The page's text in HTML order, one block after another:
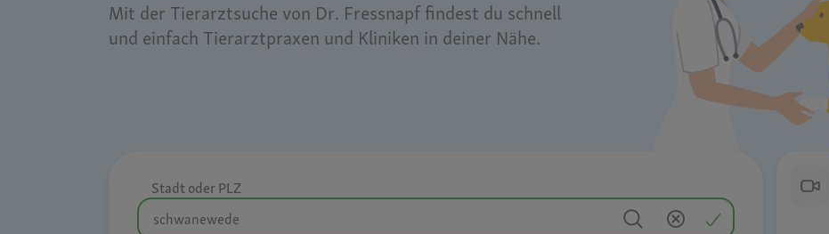
Mit der Tierarztsuche von Dr. Fressnapf findest du schnell
und einfach Tierarztpraxen und Kliniken in deiner Nähe.
Stadt oder PLZ